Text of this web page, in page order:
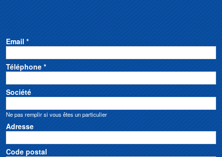
Email *
Téléphone *
Société
Ne pas remplir si vous êtes un particulier
Adresse
Code postal